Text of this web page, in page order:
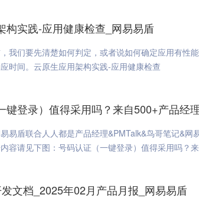
构实践-应用健康检查_网易易盾
我们要先清楚如何判定，或者说如何确定应用有性
时间。云原生应用架构实践-应用健康检查
键登录）值得采用吗？来自500+产品经
易盾联合人人都是产品经理&PMTalk&鸟哥笔记&网
容请见下图：号码认证（一键登录）值得采用吗？
文档_2025年02月产品月报_网易易盾